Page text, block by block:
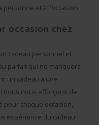
personne et à l'occasion.
occasion chez
cadeau personnel et
parfait qui ne manquera
un cadeau a une
nous nous efforçons de
pour chaque occasion,
expérience du cadeau